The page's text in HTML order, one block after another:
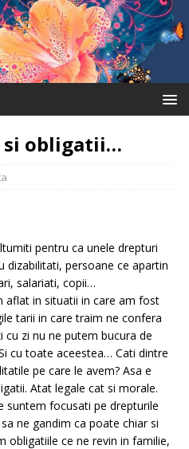
si obligatii…
pentru ca unele drepturi
dizabilitati, persoane ce apartin
salariati, copii…
aflat in situatii in care am fost
tarii in care traim ne confera
zi nu ne putem bucura de
cu toate aceestea… Cati dintre
pe care le avem? Asa e
Atat legale cat si morale.
suntem focusati pe drepturile
ne gandim ca poate chiar si
obligatiile ce ne revin in familie,